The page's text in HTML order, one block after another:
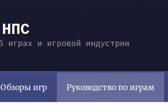
играх и игровой индустрии
Обзоры игр Руководство по играм